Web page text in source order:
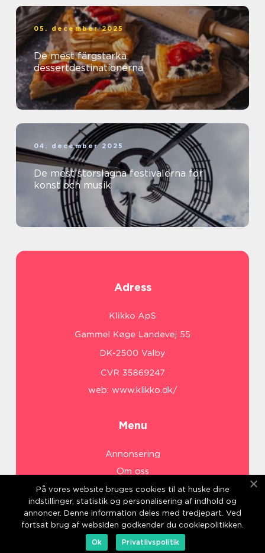
05. december 2025
De mest färgstarka
dessertdestinationerna
04. december 2025
De mest storslagna festivalerna för
konst och musik
Adress
web: www.klikko.dk/
Menu
Annonsering
Om oss
Cookies
Kontakta oss
Sitemap
På vores website bruges cookies til at huske dine
indstillinger, statistik og personalisering af indhold og
annoncer. Denne information deles med tredjepart. Ved
fortsat brug af websiden godkender du cookiepolitikken.
Ok
Privatlivspolitik